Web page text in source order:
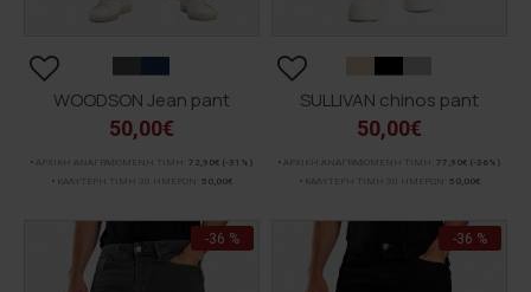
WOODSON Jean pant
50,00€
ΑΡΧΙΚΗ ΑΝΑΓΡΑΦΟΜΕΝΗ ΤΙΜΗ: 72,90€ (-31%)
ΚΑΛΥΤΕΡΗ ΤΙΜΗ 30 ΗΜΕΡΩΝ:
50,00€
SULLIVAN chinos pant
50,00€
ΑΡΧΙΚΗ ΑΝΑΓΡΑΦΟΜΕΝΗ ΤΙΜΗ: 77,90€ (-36%)
ΚΑΛΥΤΕΡΗ ΤΙΜΗ 30 ΗΜΕΡΩΝ:
50,00€
-36 % -36 %